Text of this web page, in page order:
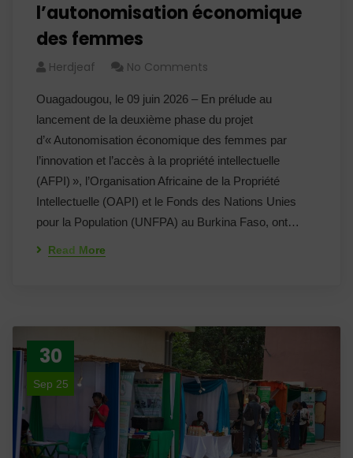
l’autonomisation économique
des femmes
Herdjeaf No Comments
Ouagadougou, le 09 juin 2026 – En prélude au
lancement de la deuxième phase du projet
d’« Autonomisation économique des femmes par
l’innovation et l’accès à la propriété intellectuelle
(AFPI) », l’Organisation Africaine de la Propriété
Intellectuelle (OAPI) et le Fonds des Nations Unies
pour la Population (UNFPA) au Burkina Faso, ont…
Read More
30
Sep 25